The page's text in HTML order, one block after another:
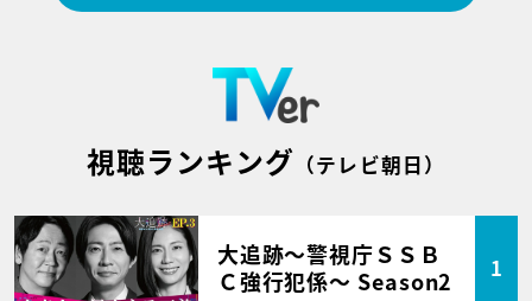
視聴ランキング （テレビ朝日）
大追跡～警視庁ＳＳＢ
Ｃ強行犯係～ Season2
1